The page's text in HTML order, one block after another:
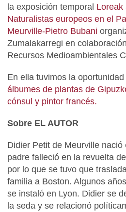
la exposición temporal Loreak
Naturalistas europeos en el
Meurville-Pietro Bubani
Zumalakarregi en
Recursos Medioambientales
En ella tuvimos la
álbumes de plantas de
cónsul y pintor francés.
Sobre EL AUTOR
Didier Petit de Meurville nació
padre falleció en la revuelta
por lo que se tuvo que
familia a Boston. Algunos
se instaló en Lyon. Didier se
la seda y se relacionó